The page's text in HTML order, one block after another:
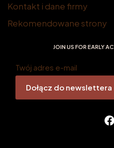
Kontakt i dane firmy
Rekomendowane strony
JOIN US FOR EARLY
Twój adres e-mail
Dołącz do newslettera